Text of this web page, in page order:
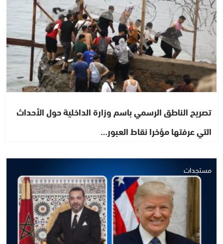
تصريح الناطق الرسمي باسم وزارة الداخلية حول الأحداث
التي عرفتها مؤخرا نقاط العبور…
مستجدات